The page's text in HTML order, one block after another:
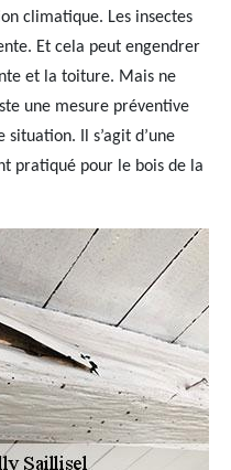
climatique. Les insectes
Et cela peut engendrer
et la toiture. Mais ne
une mesure préventive
Il s’agit d’une
pratiqué pour le bois de la